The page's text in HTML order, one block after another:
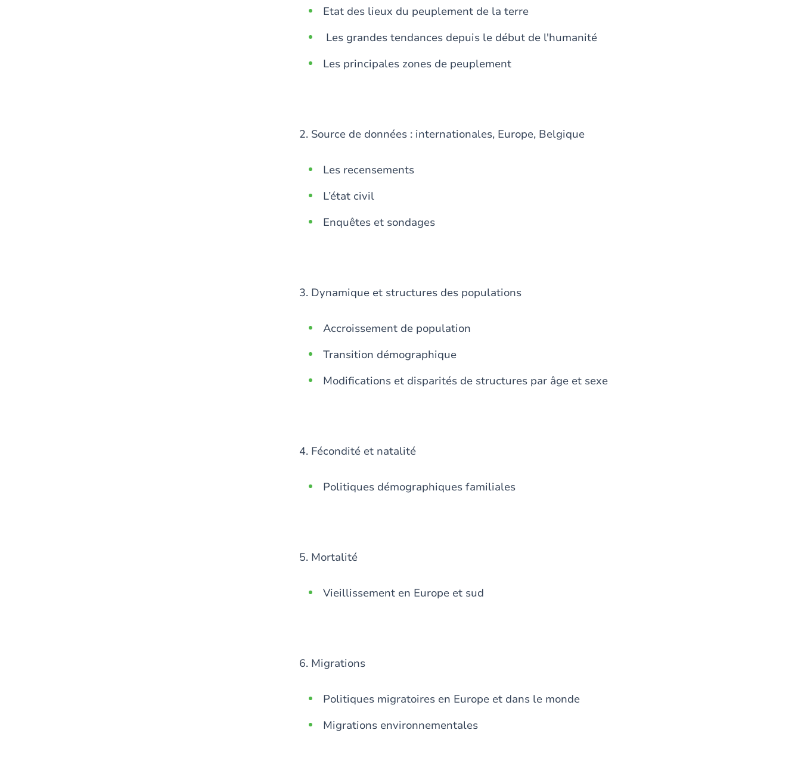
Etat des lieux du peuplement de la terre
Les grandes tendances depuis le début de l'humanité
Les principales zones de peuplement
2. Source de données : internationales, Europe, Belgique
Les recensements
L’état civil
Enquêtes et sondages
3. Dynamique et structures des populations
Accroissement de population
Transition démographique
Modifications et disparités de structures par âge et sexe
4. Fécondité et natalité
Politiques démographiques familiales
5. Mortalité
Vieillissement en Europe et sud
6. Migrations
Politiques migratoires en Europe et dans le monde
Migrations environnementales